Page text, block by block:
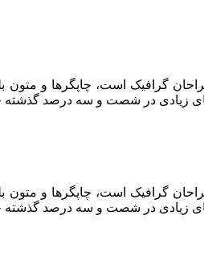
گرافیک است، چاپگرها و
زیادی در شصت و سه درصد
گرافیک است، چاپگرها و
زیادی در شصت و سه درصد